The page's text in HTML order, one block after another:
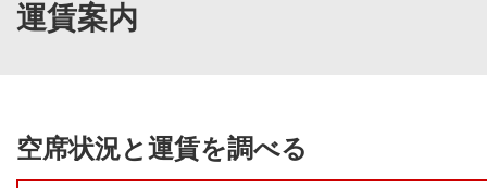
運賃案内
空席状況と運賃を調べる